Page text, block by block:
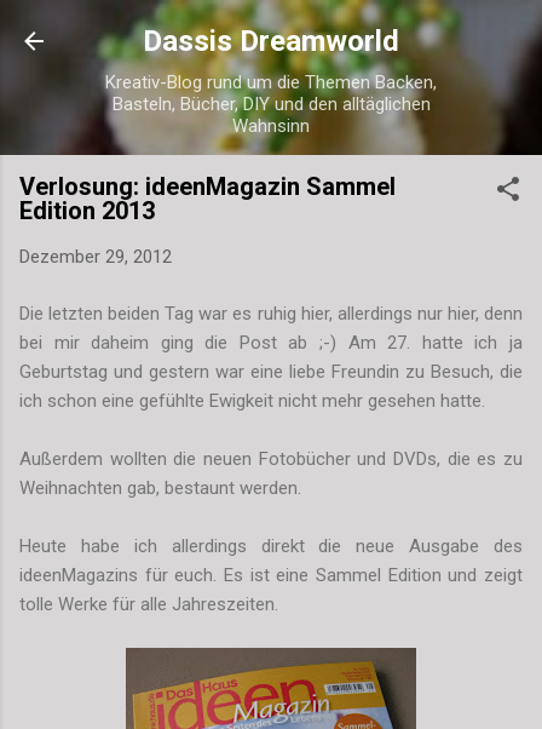
Direkt zum Hauptbereich
Dassis Dreamworld
Kreativ-Blog rund um die Themen Backen,
Basteln, Bücher, DIY und den alltäglichen
Wahnsinn
Verlosung: ideenMagazin Sammel
Edition 2013
Dezember 29, 2012
Die letzten beiden Tag war es ruhig hier, allerdings nur hier, denn
bei mir daheim ging die Post ab ;-) Am 27. hatte ich ja
Geburtstag und gestern war eine liebe Freundin zu Besuch, die
ich schon eine gefühlte Ewigkeit nicht mehr gesehen hatte.
Außerdem wollten die neuen Fotobücher und DVDs, die es zu
Weihnachten gab, bestaunt werden.
Heute habe ich allerdings direkt die neue Ausgabe des
ideenMagazins für euch. Es ist eine Sammel Edition und zeigt
tolle Werke für alle Jahreszeiten.